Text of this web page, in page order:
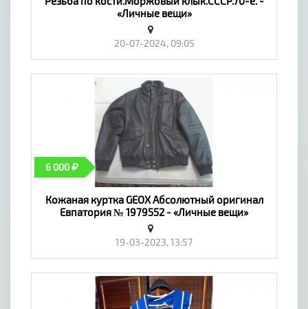
«Личные вещи»
20-07-2024, 09:05
6 000
Кожаная куртка GEOX Абсолютный оригинал
Евпатория № 1979552 - «Личные вещи»
19-03-2023, 13:57